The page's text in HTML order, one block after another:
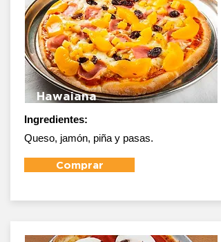
Hawaiana
Ingredientes:
Queso, jamón, piña y pasas.
Comprar